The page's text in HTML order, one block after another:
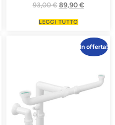
93,00€ 89,90€
LEGGI TUTTO
In offerta!